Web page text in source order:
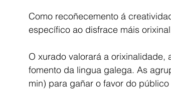
Como recoñecemento á
específico ao disfrace máis
O xurado valorará a
fomento da lingua galega. As
min) para gañar o favor do